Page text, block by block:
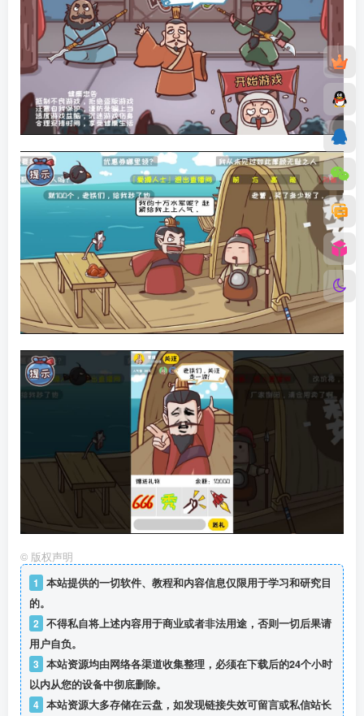
© 版权声明
1
本站提供的一切软件、教程和内容信息仅限用于学习和研究目
的。
2 不得私自将上述内容用于商业或者非法用途，否则一切后果请
用户自负。
3 本站资源均由网络各渠道收集整理，必须在下载后的24个小时
以内从您的设备中彻底删除。
4 本站资源大多存储在云盘，如发现链接失效可留言或私信站长